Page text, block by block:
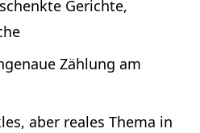
Gerichte,
Zählung am
aber reales Thema in